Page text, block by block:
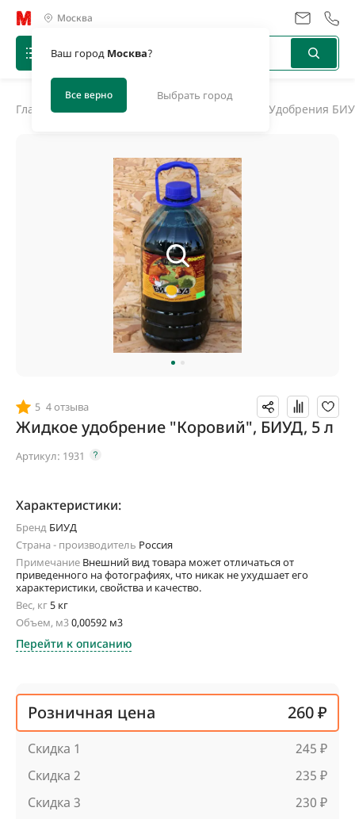
Москва
Ваш город Москва?
Все верно Выбрать город
Главная Удобрения, биоактиваторы Удобрения
5 4 отзыва
Жидкое удобрение "Коровий", БИУД, 5 л
Артикул: 1931
Характеристики:
Бренд БИУД
Страна - производитель Россия
Примечание Внешний вид товара может отличаться от
приведенного на фотографиях, что никак не ухудшает его
характеристики, свойства и качество.
Вес, кг5 кг
Объем, м30,00592 м3
Перейти к описанию
Розничная цена 260 ₽
Скидка 1
245 ₽
Скидка 2
235 ₽
Скидка 3
230 ₽